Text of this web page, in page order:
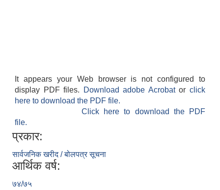
It appears your Web browser is not configured to
display PDF files.
Download adobe Acrobatorclick
here to download the PDF file.
Click here to download the PDF
file.
प्रकार:
सार्वजनिक खरीद / बोलपत्र सूचना
आर्थिक वर्ष:
७४/७५